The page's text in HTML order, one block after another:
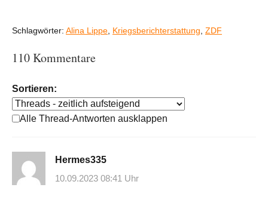
Schlagwörter: Alina Lippe Kriegsberichterstattung ZDF
110 Kommentare
Sortieren:
Alle Thread-Antworten ausklappen
Hermes335
10.09.2023 08:41 Uhr